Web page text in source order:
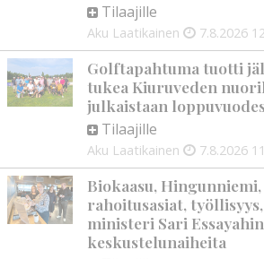
Tilaajille
Aku Laatikainen 7.8.2026
Golftapahtuma tuotti
tukea Kiuruveden
julkaistaan
Tilaajille
Aku Laatikainen 7.8.2026
Biokaasu,
rahoitusasiat,
ministeri Sari
keskustelunaiheita